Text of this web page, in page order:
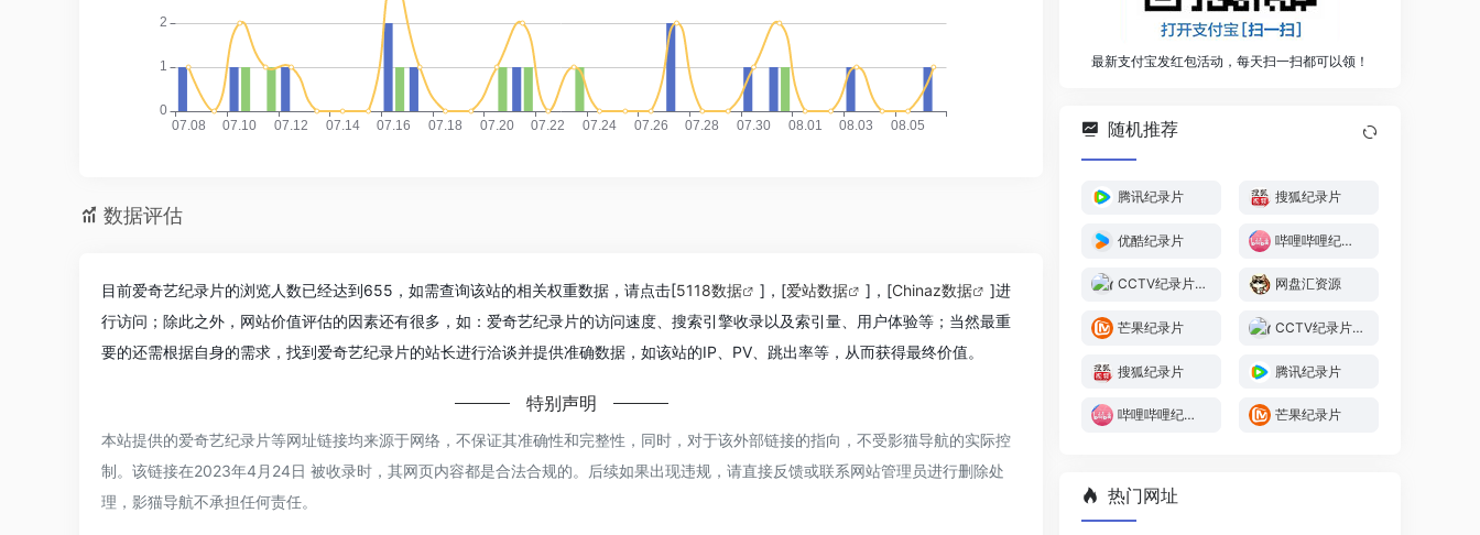
数据评估
目前爱奇艺纪录片的浏览人数已经达到655，如需查询该站的相关权重数据，请点击[5118数据 ]，[爱站数据 ]，[Chinaz数据
]进
行访问；除此之外，网站价值评估的因素还有很多，如：爱奇艺纪录片的访问速度、搜索引擎收录以及索引量、用户体验等；当然最重
要的还需根据自身的需求，找到爱奇艺纪录片的站长进行洽谈并提供准确数据，如该站的IP、PV、跳出率等，从而获得最终价值。
特别声明
本站提供的爱奇艺纪录片等网址链接均来源于网络，不保证其准确性和完整性，同时，对于该外部链接的指向，不受影猫导航的实际控
制。该链接在2023年4月24日 被收录时，其网页内容都是合法合规的。后续如果出现违规，请直接反馈或联系网站管理员进行删除处
理，影猫导航不承担任何责任。
最新支付宝发红包活动，每天扫一扫都可以领！
随机推荐
腾讯纪录片 搜狐纪录片
优酷纪录片 哔哩哔哩纪录片
CCTV纪录片库 网盘汇资源
芒果纪录片 CCTV纪录片库
搜狐纪录片 腾讯纪录片
哔哩哔哩纪录片 芒果纪录片
热门网址